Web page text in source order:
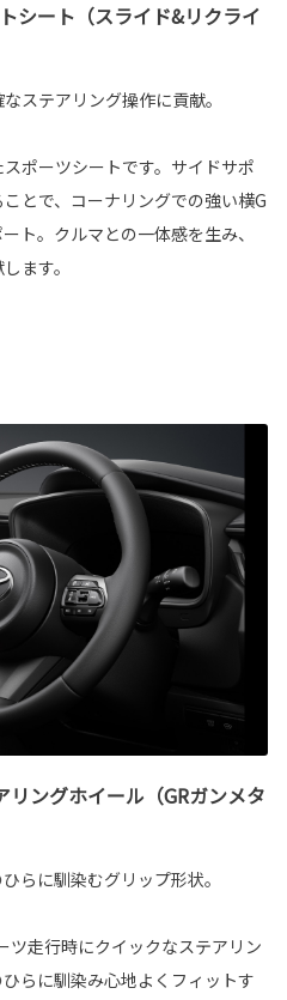
シート（スライド&リクライ
ステアリング操作に貢献。
ポーツシートです。サイドサポ
とで、コーナリングでの強い横G
ト。クルマとの一体感を生み、
ます。
ングホイール（GRガンメタ
らに馴染むグリップ形状。
ツ走行時にクイックなステアリン
らに馴染み心地よくフィットす